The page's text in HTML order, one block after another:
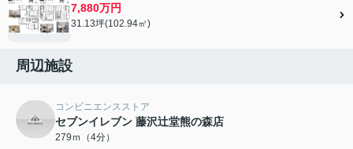
7,880万円
31.13坪(102.94㎡)
周辺施設
コンビニエンスストア
セブンイレブン 藤沢辻堂熊の森店
279ｍ（4分）